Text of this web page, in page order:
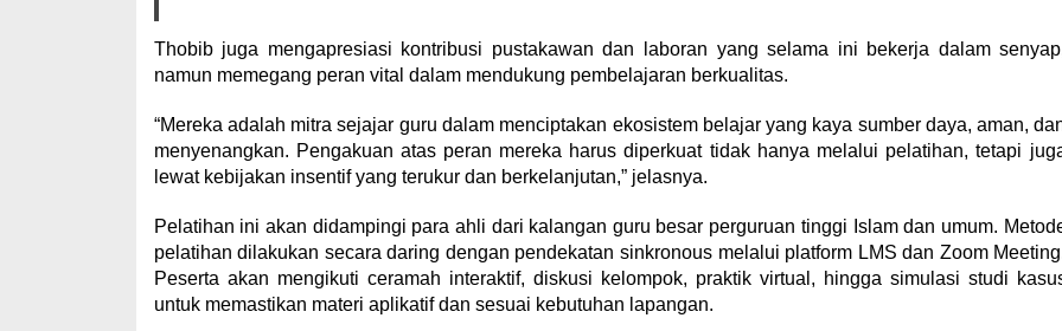
Thobib juga mengapresiasi kontribusi pustakawan dan laboran yang selama ini bekerja dalam
namun memegang peran vital dalam mendukung pembelajaran berkualitas.
“Mereka adalah mitra sejajar guru dalam menciptakan ekosistem belajar yang kaya sumber daya, aman,
menyenangkan. Pengakuan atas peran mereka harus diperkuat tidak hanya melalui pelatihan, tetapi
lewat kebijakan insentif yang terukur dan berkelanjutan,” jelasnya.
Pelatihan ini akan didampingi para ahli dari kalangan guru besar perguruan tinggi Islam dan umum.
pelatihan dilakukan secara daring dengan pendekatan sinkronous melalui platform LMS dan Zoom
Peserta akan mengikuti ceramah interaktif, diskusi kelompok, praktik virtual, hingga simulasi studi
untuk memastikan materi aplikatif dan sesuai kebutuhan lapangan.